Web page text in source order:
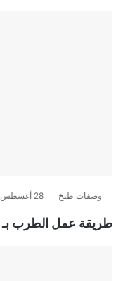
وصفات طبخ 28 أغسطس، 2024
طريقة عمل الطرب بـ 5 طرق مختلفة